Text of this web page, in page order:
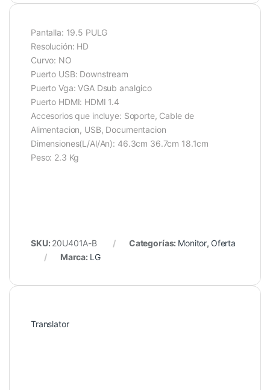
Pantalla: 19.5 PULG
Resolución: HD
Curvo: NO
Puerto USB: Downstream
Puerto Vga: VGA Dsub analgico
Puerto HDMI: HDMI 1.4
Accesorios que incluye: Soporte, Cable de
Alimentacion, USB, Documentacion
Dimensiones(L/Al/An): 46.3cm 36.7cm 18.1cm
Peso: 2.3 Kg
SKU: 20U401A-B Categorías: Monitor, Oferta
Marca: LG
Translator